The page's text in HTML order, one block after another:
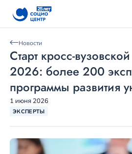
Новости
Старт кросс-
2026: более 200
программы развития
1 июня 2026
ЭКСПЕРТЫ